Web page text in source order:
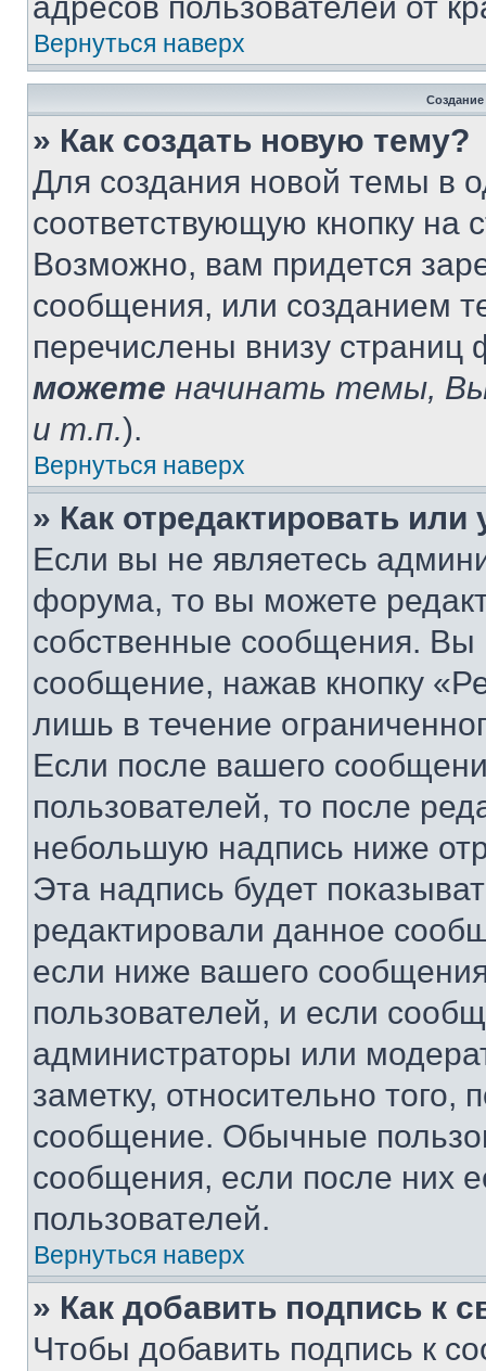
Вернуться наверх
» Как создать новую тему?
Для создания новой темы в
соответствующую кнопку
Возможно, вам придется
сообщения, или созданием
перечислены внизу
можете начинать темы,
и т.п.).
Вернуться наверх
» Как отредактировать
Если вы не являетесь
форума, то вы можете
собственные сообщения. Вы
сообщение, нажав кнопку
лишь в течение
Если после вашего
пользователей, то после
небольшую надпись ниже
Эта надпись будет
редактировали данное
если ниже вашего
пользователей, и если
администраторы или
заметку, относительно
сообщение. Обычные
сообщения, если после них
пользователей.
Вернуться наверх
» Как добавить подпись к
Чтобы добавить подпись к